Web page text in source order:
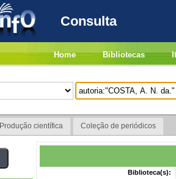
Consulta
Home Bibliotecas
Produção científica Coleção de periódicos
Biblioteca(s):